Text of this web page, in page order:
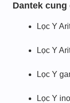
Dantek
Lọc Y
Lọc Y
Lọc Y
Lọc Y